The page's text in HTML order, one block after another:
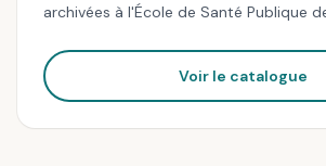
archivées à l'École de Santé Publique
Voir le catalogue